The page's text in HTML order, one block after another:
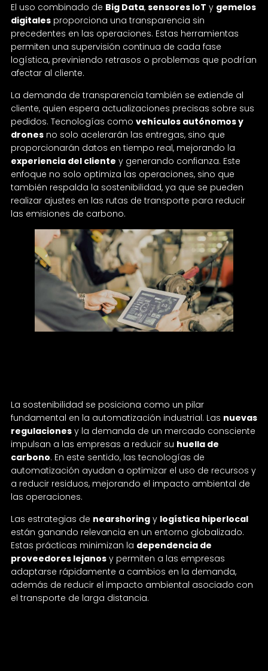
El uso combinado de Big Data, sensores IoT y gemelos
digitales proporciona una transparencia sin
precedentes en las operaciones. Estas herramientas
permiten una supervisión continua de cada fase
logística, previniendo retrasos o problemas que podrían
afectar al cliente.
La demanda de transparencia también se extiende al
cliente, quien espera actualizaciones precisas sobre sus
pedidos. Tecnologías como vehículos autónomos y
drones no solo acelerarán las entregas, sino que
proporcionarán datos en tiempo real, mejorando la
experiencia del cliente y generando confianza. Este
enfoque no solo optimiza las operaciones, sino que
también respalda la sostenibilidad, ya que se pueden
realizar ajustes en las rutas de transporte para reducir
las emisiones de carbono.
La sostenibilidad se posiciona como un pilar
fundamental en la automatización industrial. Las nuevas
regulaciones y la demanda de un mercado consciente
impulsan a las empresas a reducir su huella de
carbono. En este sentido, las tecnologías de
automatización ayudan a optimizar el uso de recursos y
a reducir residuos, mejorando el impacto ambiental de
las operaciones.
Las estrategias de nearshoring y logística hiperlocal
están ganando relevancia en un entorno globalizado.
Estas prácticas minimizan la dependencia de
proveedores lejanos y permiten a las empresas
adaptarse rápidamente a cambios en la demanda,
además de reducir el impacto ambiental asociado con
el transporte de larga distancia.